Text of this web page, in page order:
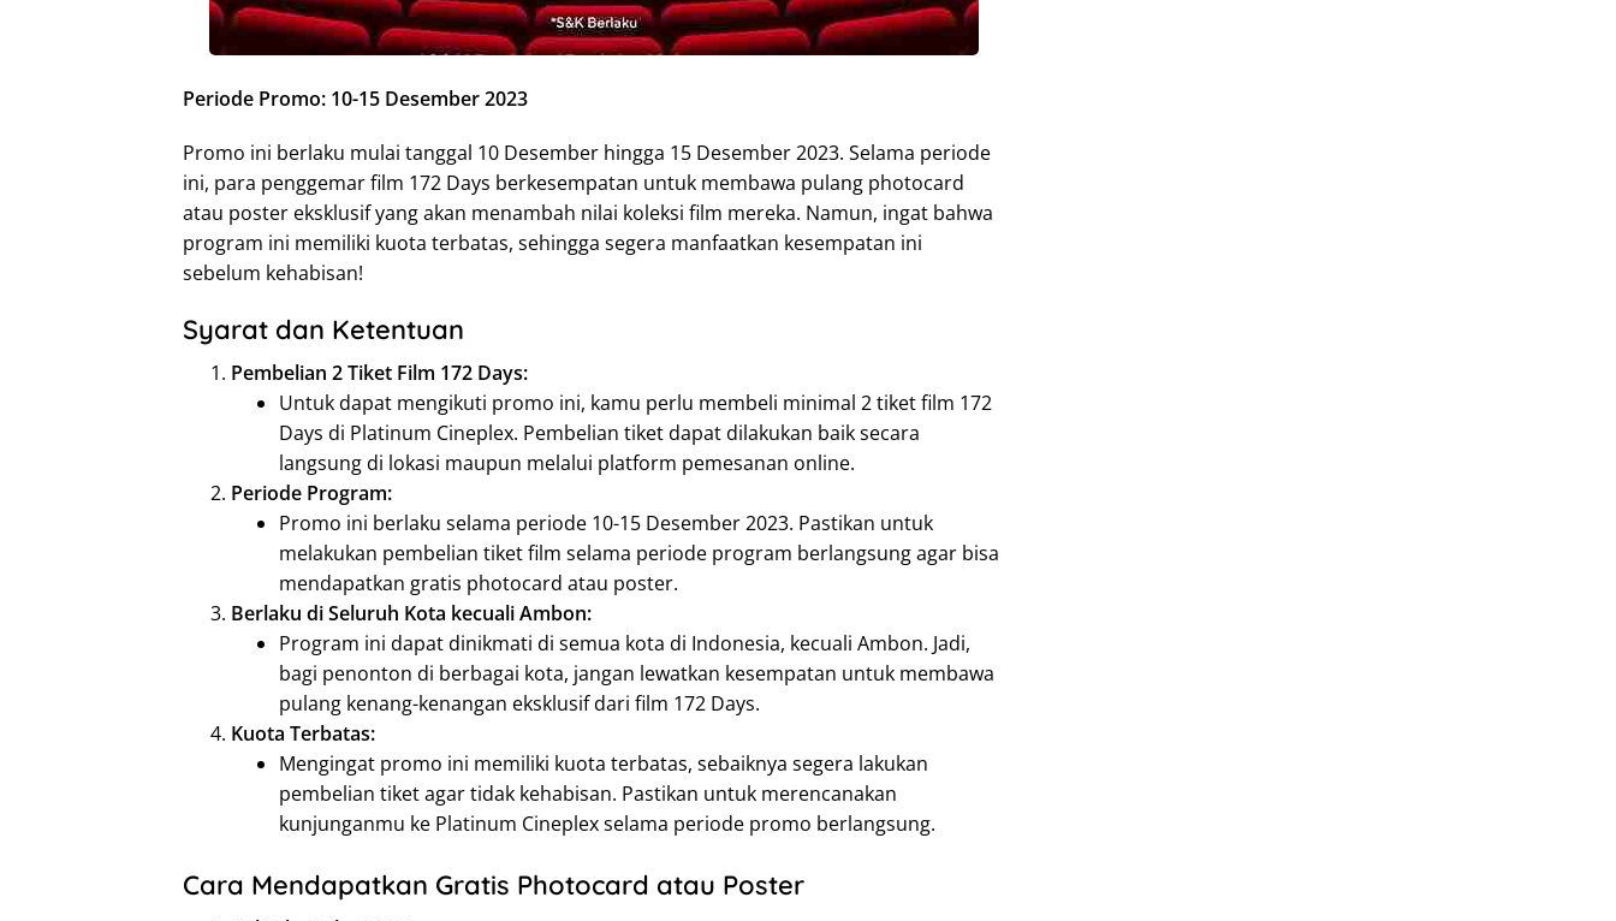
Periode Promo: 10-15 Desember 2023
Promo ini berlaku mulai tanggal 10 Desember hingga 15 Desember 2023. Selama periode
ini, para penggemar film 172 Days berkesempatan untuk membawa pulang photocard
atau poster eksklusif yang akan menambah nilai koleksi film mereka. Namun, ingat bahwa
program ini memiliki kuota terbatas, sehingga segera manfaatkan kesempatan ini
sebelum kehabisan!
Syarat dan Ketentuan
Pembelian 2 Tiket Film 172 Days:
Untuk dapat mengikuti promo ini, kamu perlu membeli minimal 2 tiket film 172
Days di Platinum Cineplex. Pembelian tiket dapat dilakukan baik secara
langsung di lokasi maupun melalui platform pemesanan online.
Periode Program:
Promo ini berlaku selama periode 10-15 Desember 2023. Pastikan untuk
melakukan pembelian tiket film selama periode program berlangsung agar bisa
mendapatkan gratis photocard atau poster.
Berlaku di Seluruh Kota kecuali Ambon:
Program ini dapat dinikmati di semua kota di Indonesia, kecuali Ambon. Jadi,
bagi penonton di berbagai kota, jangan lewatkan kesempatan untuk membawa
pulang kenang-kenangan eksklusif dari film 172 Days.
Kuota Terbatas:
Mengingat promo ini memiliki kuota terbatas, sebaiknya segera lakukan
pembelian tiket agar tidak kehabisan. Pastikan untuk merencanakan
kunjunganmu ke Platinum Cineplex selama periode promo berlangsung.
Cara Mendapatkan Gratis Photocard atau Poster